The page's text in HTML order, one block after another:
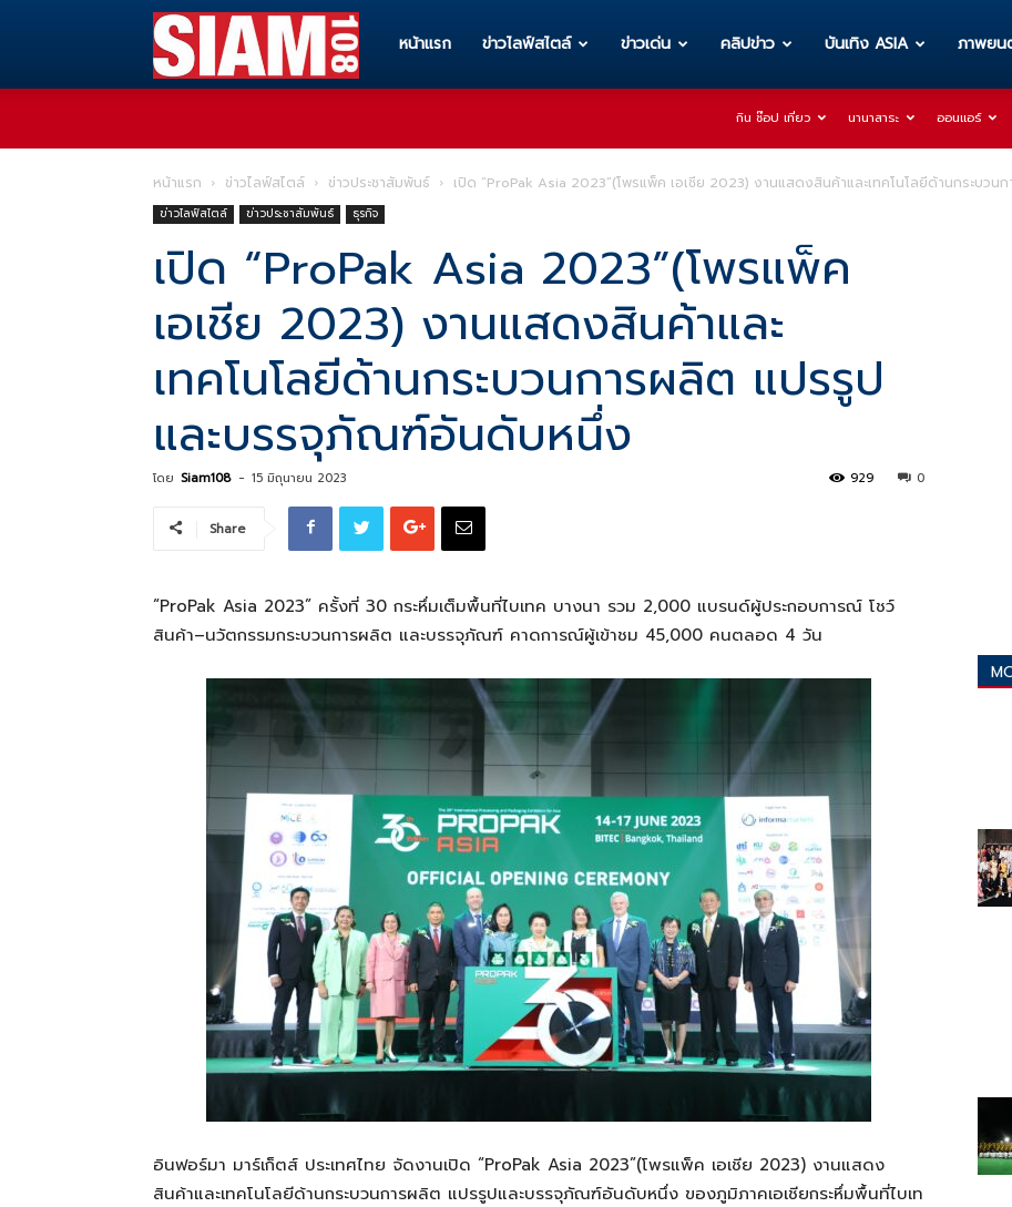
Siam108
ข่าวสาร
ทุก
เรื่อง
จริง
หน้าแรก ข่าวไลฟ์สไตล์ ข่าวเด่น คลิปข่าว บันเทิง ASIA ภาพยน
กิน ช๊อป เที่ยว นานาสาระ ออนแอร์
หน้าแรก ข่าวไลฟ์สไตล์ ข่าวประชาสัมพันธ์ เปิด “ProPak Asia 2023”(โพรแพ็ค เอเชีย 2023) งานแสดงสินค้าและเทคโนโลยีด้านกระบว
ข่าวไลฟ์สไตล์ ข่าวประชาสัมพันธ์ ธุรกิจ
เปิด “ProPak Asia 2023”(โพรแพ็ค
เอเชีย 2023) งานแสดงสินค้าและ
เทคโนโลยีด้านกระบวนการผลิต แปรรูป
และบรรจุภัณฑ์อันดับหนึ่ง
โดย Siam108 - 15 มิถุนายน 2023 0
929
Share
“ProPak Asia 2023” ครั้งที่ 30 กระหึ่มเต็มพื้นที่ไบเทค บางนา รวม 2,000 แบรนด์ผู้ประกอบการณ์ โชว์
สินค้า–นวัตกรรมกระบวนการผลิต และบรรจุภัณฑ์ คาดการณ์ผู้เข้าชม 45,000 คนตลอด 4 วัน
อินฟอร์มา มาร์เก็ตส์ ประเทศไทย จัดงานเปิด “ProPak Asia 2023”(โพรแพ็ค เอเชีย 2023) งานแสดง
สินค้าและเทคโนโลยีด้านกระบวนการผลิต แปรรูปและบรรจุภัณฑ์อันดับหนึ่ง ของภูมิภาคเอเชียกระหึ่มพื้นที่ไบเท